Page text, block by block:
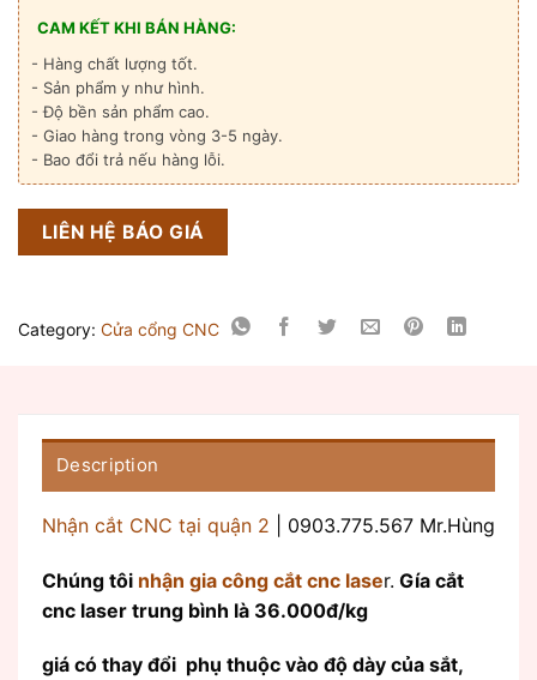
CAM KẾT KHI BÁN HÀNG:
- Hàng chất lượng tốt.
- Sản phẩm y như hình.
- Độ bền sản phẩm cao.
- Giao hàng trong vòng 3-5 ngày.
- Bao đổi trả nếu hàng lỗi.
LIÊN HỆ BÁO GIÁ
Category: Cửa cổng CNC
Description
Nhận cắt CNC tại quận 2 | 0903.775.567 Mr.Hùng
Chúng tôi nhận gia công cắt cnc laser. Gía cắt
cnc laser trung bình là 36.000đ/kg
giá có thay đổi phụ thuộc vào độ dày của sắt,